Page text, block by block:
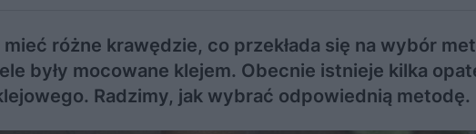
mieć różne krawędzie, co przekłada się na wybór
były mocowane klejem. Obecnie istnieje kilka
Radzimy, jak wybrać odpowiednią metodę.